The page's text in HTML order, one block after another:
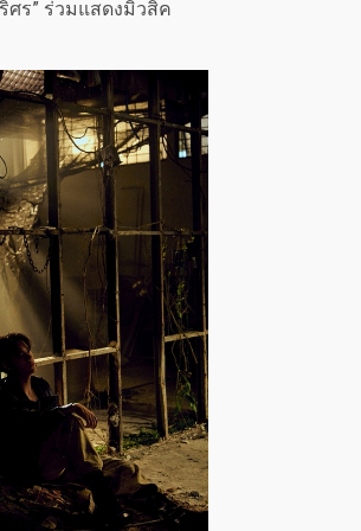
ร” ร่วมแสดงมิวสิค